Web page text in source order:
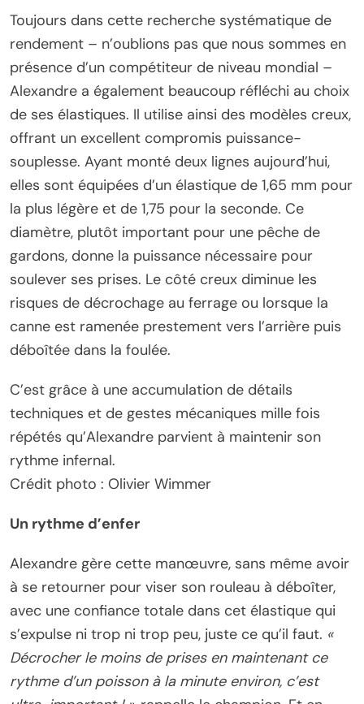
Toujours dans cette recherche systématique de
rendement – n’oublions pas que nous sommes en
présence d’un compétiteur de niveau mondial –
Alexandre a également beaucoup réfléchi au choix
de ses élastiques. Il utilise ainsi des modèles creux,
offrant un excellent compromis puissance-
souplesse. Ayant monté deux lignes aujourd’hui,
elles sont équipées d’un élastique de 1,65 mm pour
la plus légère et de 1,75 pour la seconde. Ce
diamètre, plutôt important pour une pêche de
gardons, donne la puissance nécessaire pour
soulever ses prises. Le côté creux diminue les
risques de décrochage au ferrage ou lorsque la
canne est ramenée prestement vers l’arrière puis
déboîtée dans la foulée.
C’est grâce à une accumulation de détails
techniques et de gestes mécaniques mille fois
répétés qu’Alexandre parvient à maintenir son
rythme infernal.
Crédit photo : Olivier Wimmer
Un rythme d’enfer
Alexandre gère cette manœuvre, sans même avoir
à se retourner pour viser son rouleau à déboîter,
avec une confiance totale dans cet élastique qui
s’expulse ni trop ni trop peu, juste ce qu’il faut. «
Décrocher le moins de prises en maintenant ce
rythme d’un poisson à la minute environ, c’est